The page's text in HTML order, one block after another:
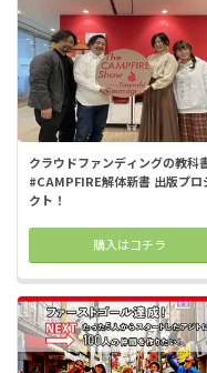
クラウドファンディングの教科
#CAMPFIRE解体新書 出版プロ
クト！
購入はコチラ